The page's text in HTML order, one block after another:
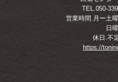
TEL.050-
営業時間.月ー土
日曜9:30
休日.不
https://